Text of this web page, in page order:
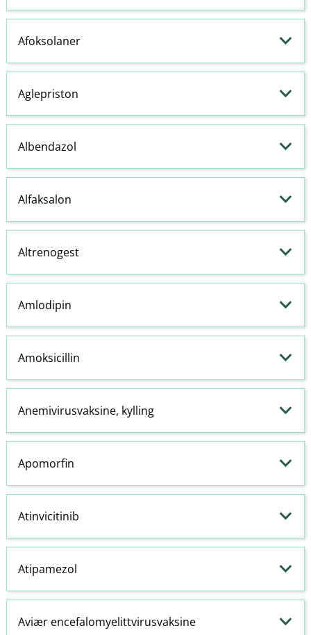
Afoksolaner
Aglepriston
Albendazol
Alfaksalon
Altrenogest
Amlodipin
Amoksicillin
Anemivirusvaksine, kylling
Apomorfin
Atinvicitinib
Atipamezol
Aviær encefalomyelittvirusvaksine